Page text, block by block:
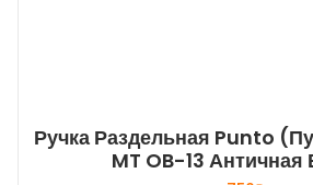
Ручка Раздельная Punto
MT OB-13 Античная